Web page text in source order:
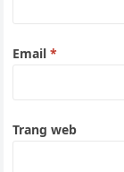
Email*
Trang web